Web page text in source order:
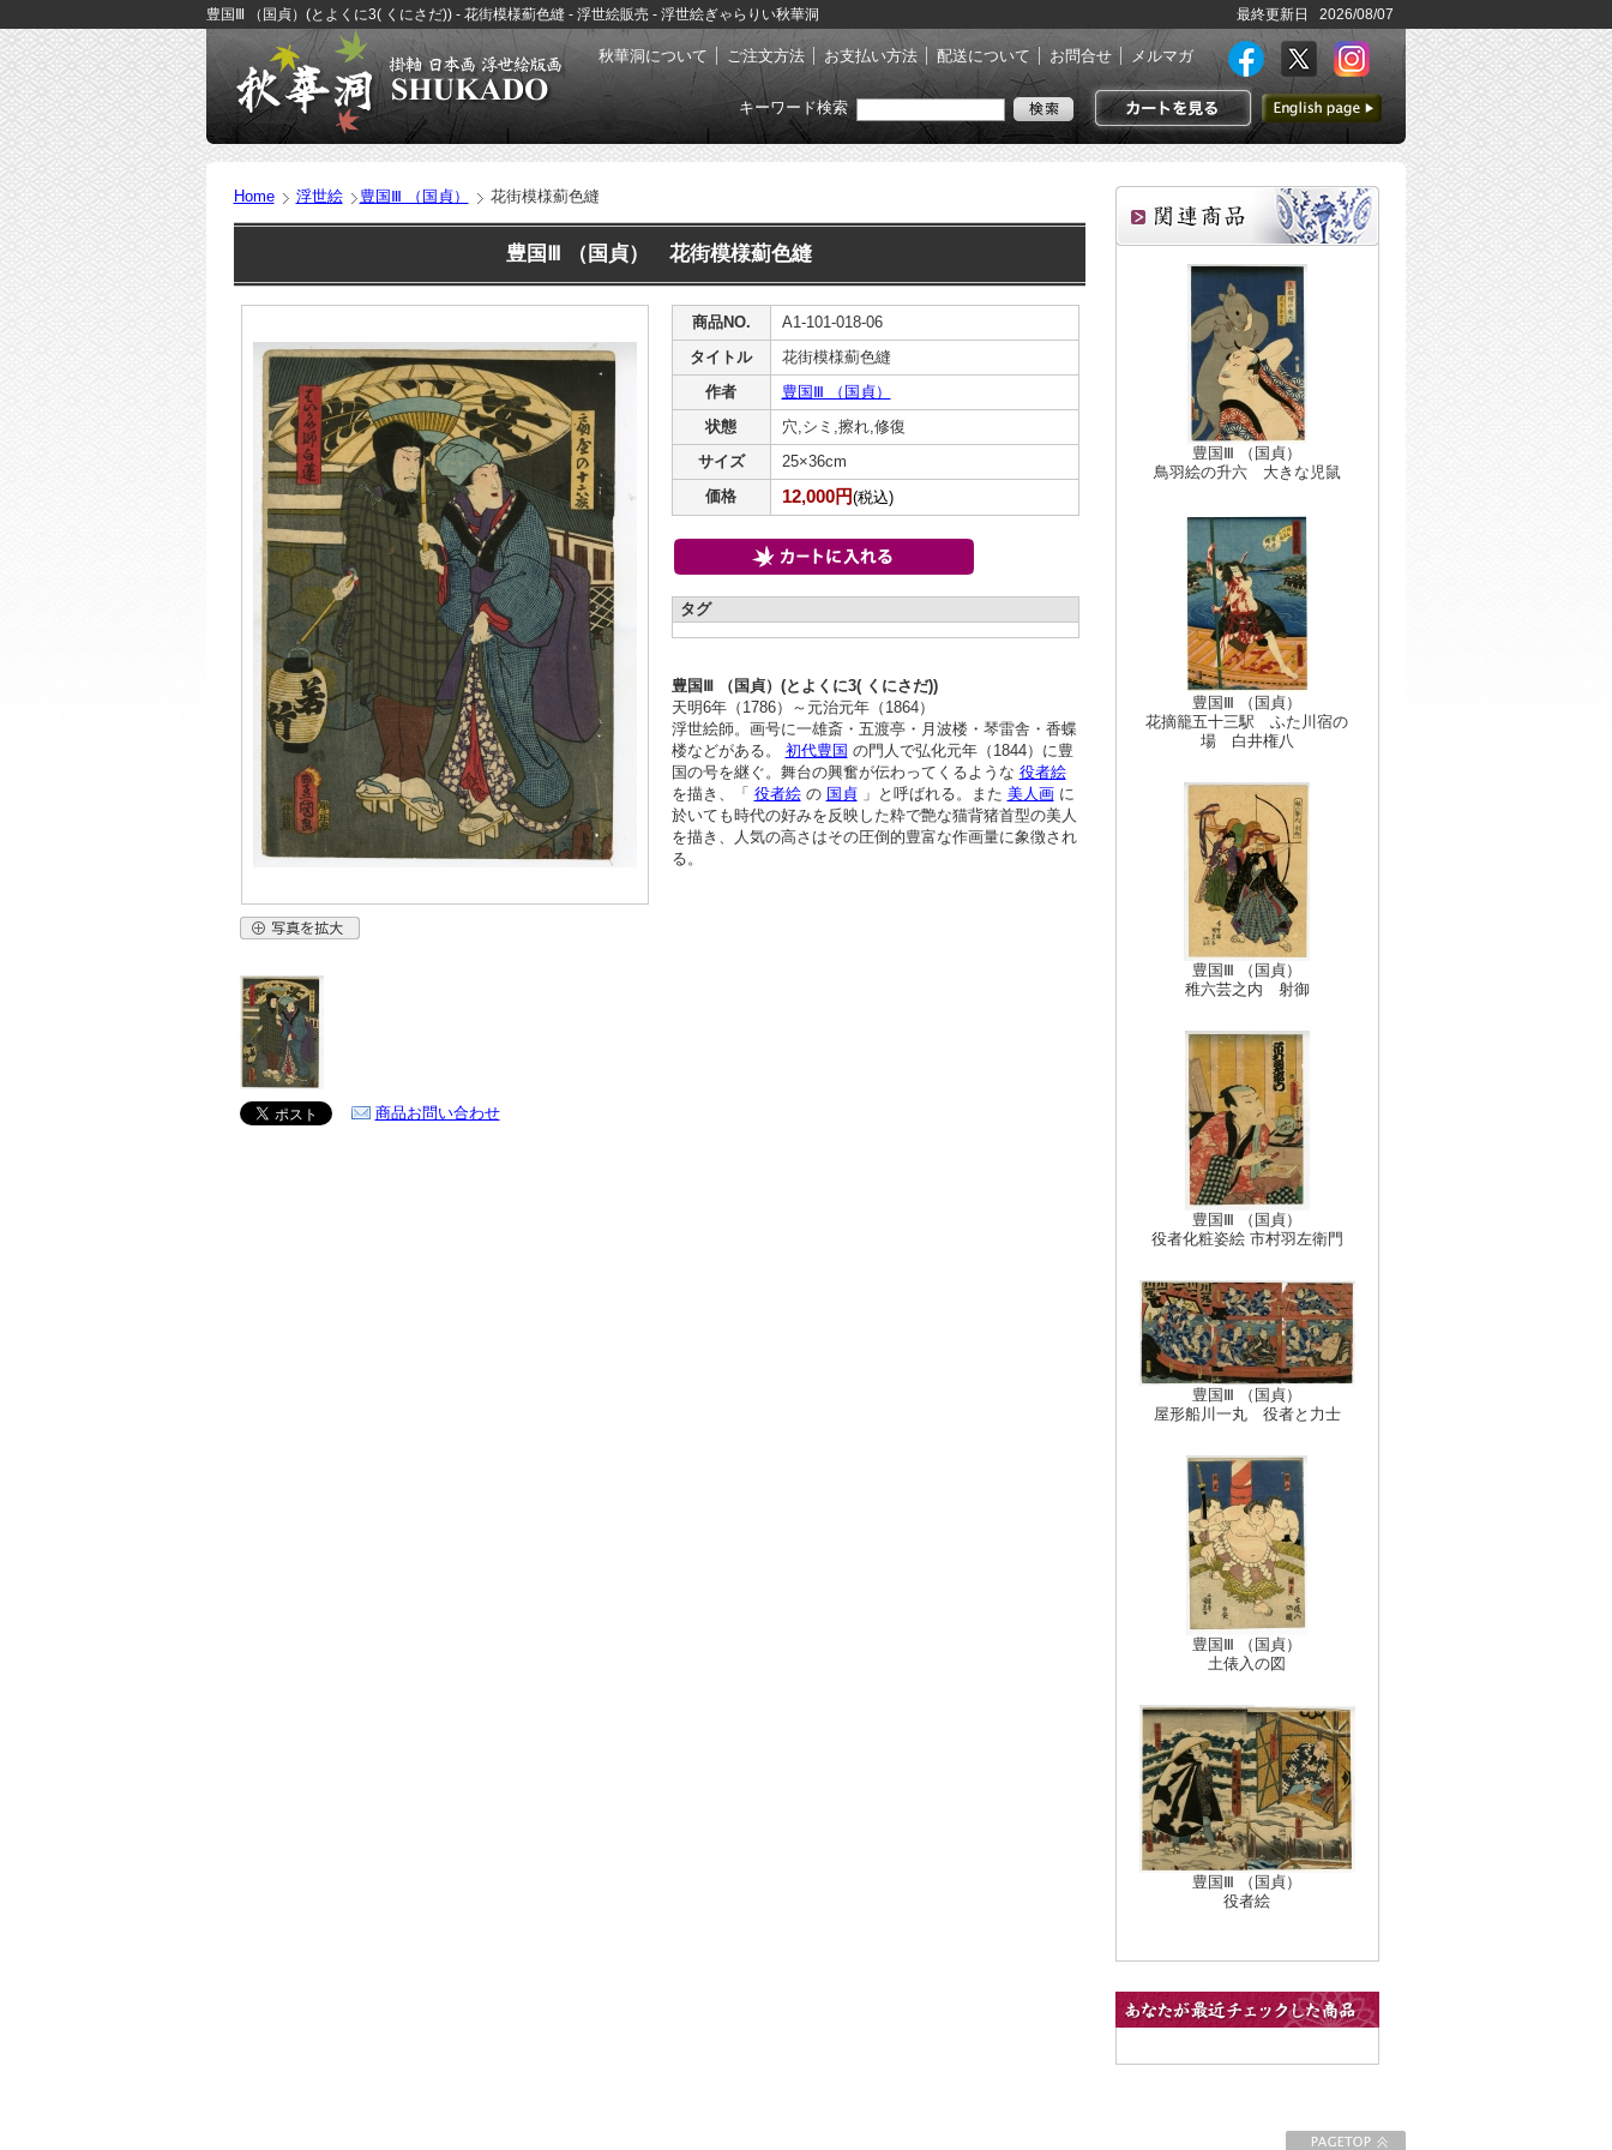
豊国Ⅲ （国貞）(とよくに3( くにさだ)) - 花街模様薊色縫 - 浮世絵販売 - 浮世絵ぎゃらりい秋華洞 最終更新日 2026/08/07
秋華洞について ご注文方法 お支払い方法 配送について お問合せ メルマガ
カートを見る
英語ページへ
キーワード検索
Home 浮世絵 豊国Ⅲ （国貞） 花街模様薊色縫
豊国Ⅲ （国貞） 花街模様薊色縫
商品お問い合わせ
商品NO.
A1-101-018-06
タイトル
花街模様薊色縫
作者
豊国Ⅲ （国貞）
状態
穴,シミ,擦れ,修復
サイズ
25×36cm
価格
12,000円(税込)
タグ
豊国Ⅲ （国貞）(とよくに3( くにさだ))
天明6年（1786）～元治元年（1864）
浮世絵師。画号に一雄斎・五渡亭・月波楼・琴雷舎・香蝶
楼などがある。 初代豊国 の門人で弘化元年（1844）に豊
国の号を継ぐ。舞台の興奮が伝わってくるような 役者絵
を描き、「 役者絵の 国貞」と呼ばれる。また 美人画に
於いても時代の好みを反映した粋で艶な猫背猪首型の美人
を描き、人気の高さはその圧倒的豊富な作画量に象徴され
る。
豊国Ⅲ （国貞）
鳥羽絵の升六 大きな児鼠
豊国Ⅲ （国貞）
花摘籠五十三駅 ふた川宿の
場 白井権八
豊国Ⅲ （国貞）
稚六芸之内 射御
豊国Ⅲ （国貞）
役者化粧姿絵 市村羽左衛門
豊国Ⅲ （国貞）
屋形船川一丸 役者と力士
豊国Ⅲ （国貞）
土俵入の図
豊国Ⅲ （国貞）
役者絵